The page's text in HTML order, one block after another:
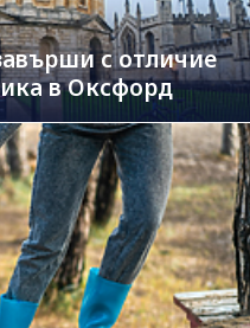
с отличие
в Оксфорд